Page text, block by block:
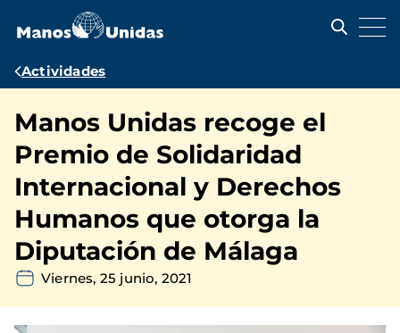
contenido
Ruta
navegación
Actividades
Manos Unidas recoge el
Premio de Solidaridad
Internacional y Derechos
Humanos que otorga la
Diputación de Málaga
Viernes, 25 junio, 2021